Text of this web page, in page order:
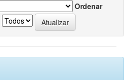
Ordenar